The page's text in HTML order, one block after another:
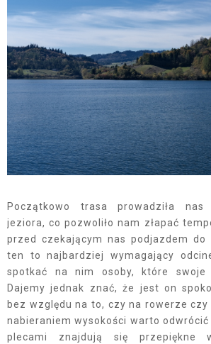
Początkowo trasa prowadziła nas
jeziora, co pozwoliło nam złapać
przed czekającym nas podjazdem do
ten to najbardziej wymagający
spotkać na nim osoby, które swoje
Dajemy jednak znać, że jest on
bez względu na to, czy na rowerze czy
nabieraniem wysokości warto
plecami znajdują się przepiękne